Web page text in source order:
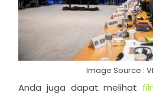
Image Source :
Anda juga dapat melihat